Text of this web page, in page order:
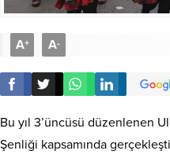
A+ A-
Bu yıl 3’üncüsü düzenlenen
Şenliği kapsamında